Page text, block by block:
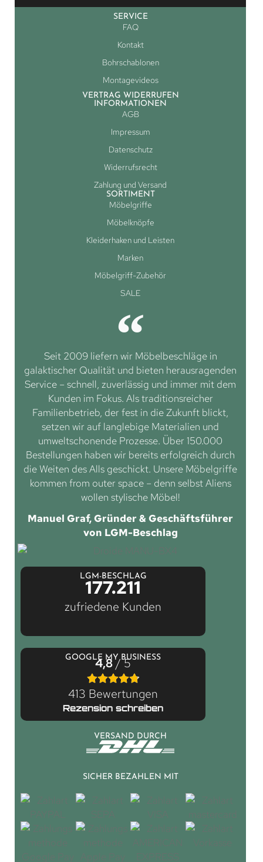
SERVICE
FAQ
Kontakt
Bohrschablonen
Montagevideos
VERTRAG WIDERRUFEN
INFORMATIONEN
AGB
Impressum
Datenschutz
Widerrufsrecht
Zahlung und Versand
SORTIMENT
Möbelgriffe
Möbelknöpfe
Kleiderhaken und Leisten
Marken
Möbelgriff-Zubehör
SALE
Seit 2009 liefern wir Möbelbeschläge in
galaktischer Qualität und bieten herausragenden
Service – schnell, zuverlässig und immer mit dem
Kunden im Fokus. Als traditionsreicher
Familienbetrieb, der fest in die Zukunft blickt,
setzen wir auf langlebige Materialien und
umweltschonende Prozesse. Über 150.000
Bestellungen haben wir bereits erfolgreich durch
die Weiten des Alls geschickt. Unsere Möbelgriffe
kommen from outer space – denn selbst Aliens
wollen stylische Möbel!
Manuel Graf, Gründer & Geschäftsführer
von LGM-Beschlag
LGM-BESCHLAG
177.211
zufriedene Kunden
GOOGLE MY BUSINESS
4,8/ 5
413 Bewertungen
Rezension schreiben
VERSAND DURCH
SICHER BEZAHLEN MIT